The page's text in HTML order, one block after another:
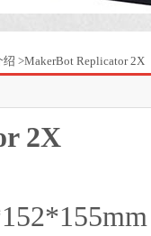
绍 >MakerBot Replicator 2X
2X